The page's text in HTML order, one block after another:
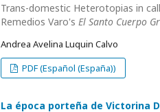
Trans-domestic Heterotopias in
Remedios Varo's El Santo Cuerpo
Andrea Avelina Luquin Calvo
PDF (Español (España))
La época porteña de Victorina